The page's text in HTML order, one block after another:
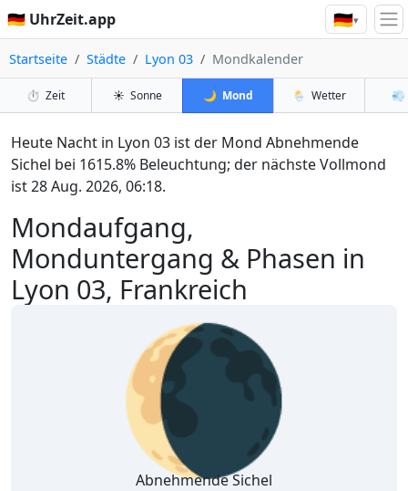
🇩🇪 UhrZeit.app 🇩🇪▾
Startseite Städte Lyon 03 Mondkalender
⏱️ Zeit ☀️ Sonne 🌙 Mond 🌦️ Wetter 💨
Mondaufgang,
Monduntergang & Phasen in
Lyon 03, Frankreich
Heute Nacht in Lyon 03 ist der Mond Abnehmende
Sichel bei 1615.8% Beleuchtung; der nächste Vollmond
ist 28 Aug. 2026, 06:18.
🌘
Abnehmende Sichel